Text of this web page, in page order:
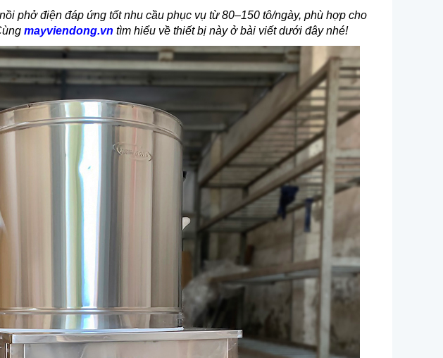
phở điện đáp ứng tốt nhu cầu phục vụ từ 80–150 tô/ngày, phù hợp cho
mayviendong.vn tìm hiểu về thiết bị này ở bài viết dưới đây nhé!